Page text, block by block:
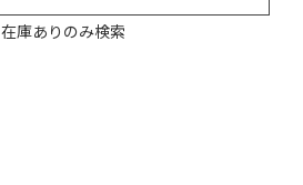
在庫ありのみ検索